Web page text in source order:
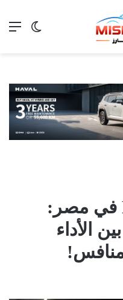
الوضع
كايي Kaiyi X3 Pro في مصر:
الأداء
منافس!